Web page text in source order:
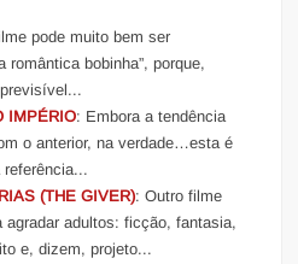
pode muito bem ser
romântica bobinha”, porque,
IMPÉRIO: Embora a tendência
o anterior, na verdade…esta é
(THE GIVER): Outro filme
agradar adultos: ficção, fantasia,
e, dizem, projeto...